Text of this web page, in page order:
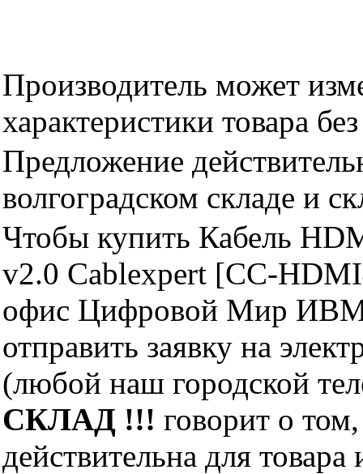
Производитель может
характеристики товара
Предложение
волгоградском складе и
Чтобы купить Кабель
v2.0 Cablexpert [CC-
офис Цифровой Мир ИВМ
отправить заявку на
(любой наш городской
СКЛАД !!! говорит о
действительна для